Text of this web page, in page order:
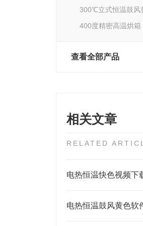
300℃立式恒温鼓风
400度精密高温烘箱
查看全部产品
相关文章
RELATED